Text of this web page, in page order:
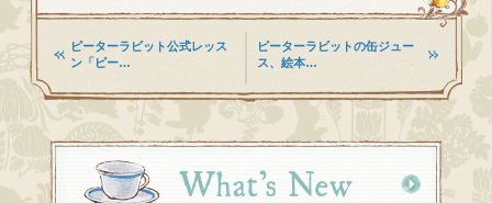
ピーターラビット公式レッス
ン「ピー…
ピーターラビットの缶ジュー
ス、絵本…